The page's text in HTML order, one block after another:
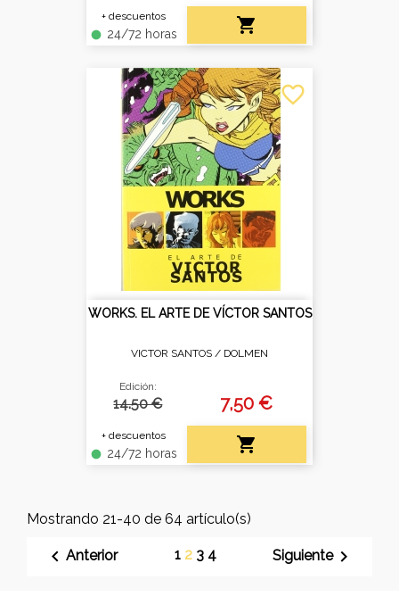
+ descuentos
fiber_manual_record 24/72 horas

WORKS. EL ARTE DE VÍCTOR SANTOS
VICTOR SANTOS / DOLMEN
Edición:
14.50 €
+ descuentos
fiber_manual_record 24/72 horas
7,50 €

favorite_border
Mostrando 21-40 de 64 artículo(s)
 Anterior 1 2 3 4 Siguiente